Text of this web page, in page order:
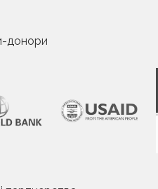
донори